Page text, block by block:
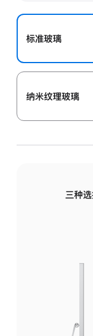
标准玻璃
纳米纹理玻璃
三种选